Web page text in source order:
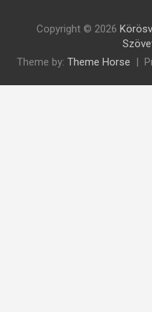
Copyright © 2026
Theme by: Theme Horse